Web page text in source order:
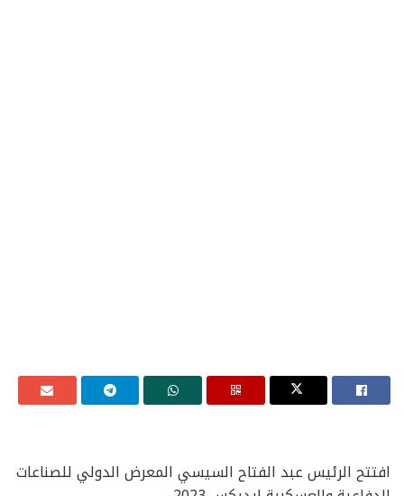
افتتح الرئيس عبد الفتاح السيسي المعرض الدولي للصناعات